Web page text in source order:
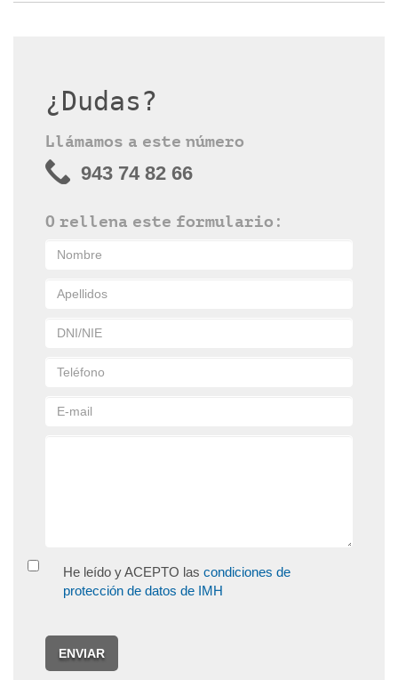
¿Dudas?
Llámamos a este número
943 74 82 66
O rellena este formulario:
He leído y ACEPTO las condiciones de
protección de datos de IMH
ENVIAR